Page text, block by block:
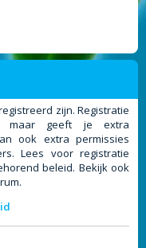
zijn. Registratie
maar geeft je extra
ook extra permissies
Lees voor registratie
beleid. Bekijk ook